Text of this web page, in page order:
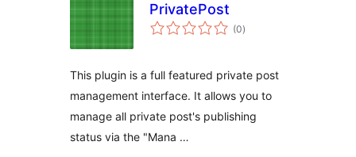
PrivatePost
(0toplam
puan
)
This plugin is a full featured private post
management interface. It allows you to
manage all private post's publishing
status via the "Mana …